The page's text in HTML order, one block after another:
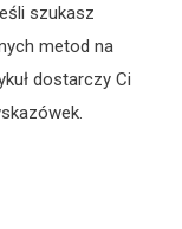
szukasz
metod na
dostarczy Ci